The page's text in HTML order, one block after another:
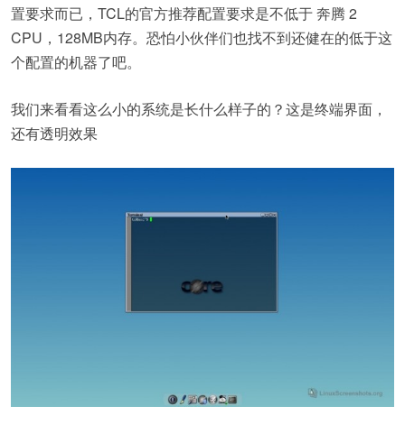
置要求而已，TCL的官方推荐配置要求是不低于 奔腾 2
CPU，128MB内存。恐怕小伙伴们也找不到还健在的低于这
个配置的机器了吧。
我们来看看这么小的系统是长什么样子的？这是终端界面，
还有透明效果